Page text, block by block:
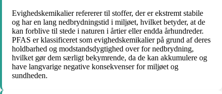
Evighedskemikalier refererer til stoffer, der er ekstremt stabile
og har en lang nedbrydningstid i miljøet, hvilket betyder, at de
kan forblive til stede i naturen i årtier eller endda århundreder.
PFAS er klassificeret som evighedskemikalier på grund af deres
holdbarhed og modstandsdygtighed over for nedbrydning,
hvilket gør dem særligt bekymrende, da de kan akkumulere og
have langvarige negative konsekvenser for miljøet og
sundheden.